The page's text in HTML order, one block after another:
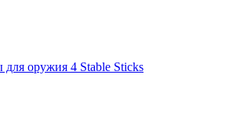
оружия 4 Stable Sticks